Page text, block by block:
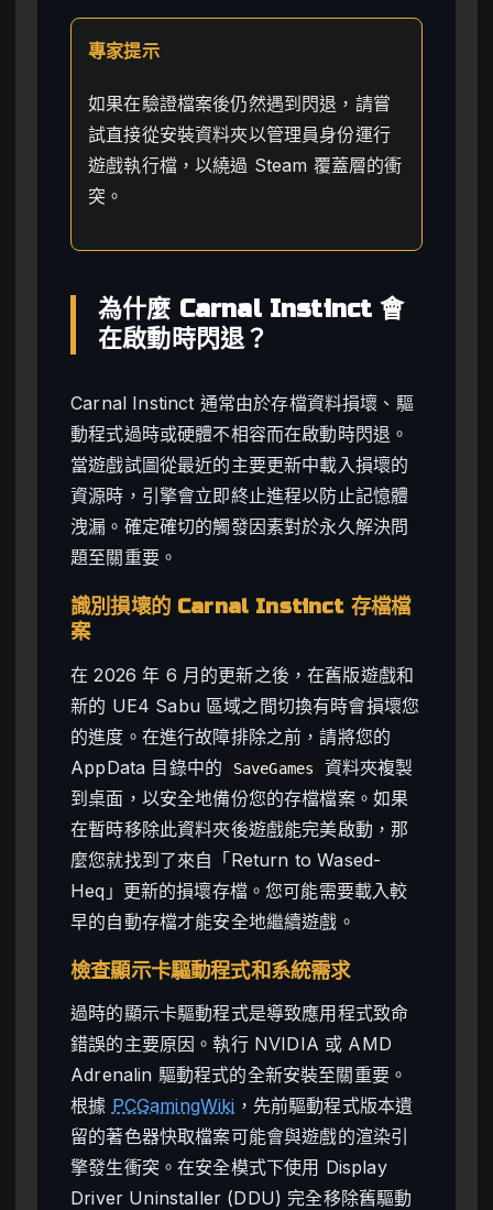
專家提示
如果在驗證檔案後仍然遇到閃退，請嘗
試直接從安裝資料夾以管理員身份運行
遊戲執行檔，以繞過 Steam 覆蓋層的衝
突。
為什麼 Carnal Instinct 會
在啟動時閃退？
Carnal Instinct 通常由於存檔資料損壞、驅
動程式過時或硬體不相容而在啟動時閃退。
當遊戲試圖從最近的主要更新中載入損壞的
資源時，引擎會立即終止進程以防止記憶體
洩漏。確定確切的觸發因素對於永久解決問
題至關重要。
識別損壞的 Carnal Instinct 存檔檔
案
在 2026 年 6 月的更新之後，在舊版遊戲和
新的 UE4 Sabu 區域之間切換有時會損壞您
的進度。在進行故障排除之前，請將您的
AppData 目錄中的
SaveGames
資料夾複製
到桌面，以安全地備份您的存檔檔案。如果
在暫時移除此資料夾後遊戲能完美啟動，那
麼您就找到了來自「Return to Wased-
Heq」更新的損壞存檔。您可能需要載入較
早的自動存檔才能安全地繼續遊戲。
檢查顯示卡驅動程式和系統需求
過時的顯示卡驅動程式是導致應用程式致命
錯誤的主要原因。執行 NVIDIA 或 AMD
Adrenalin 驅動程式的全新安裝至關重要。
根據 PCGamingWiki ，先前驅動程式版本遺
留的著色器快取檔案可能會與遊戲的渲染引
擎發生衝突。在安全模式下使用 Display
Driver Uninstaller (DDU) 完全移除舊驅動